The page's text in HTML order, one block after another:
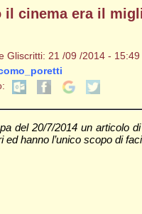
cinema era il
Gliscritti: 21 /09 /2014 - 15:49
del 20/7/2014 un articolo
ed hanno l’unico scopo di